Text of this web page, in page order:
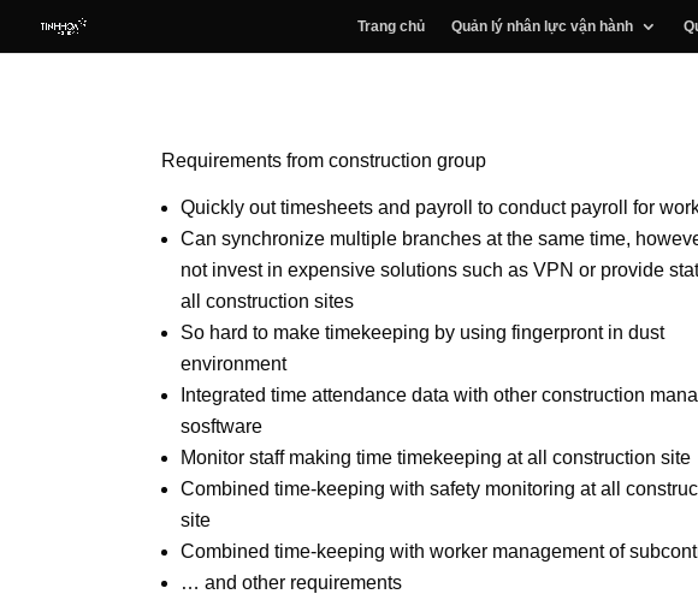
Trang chủ Quản lý nhân lực vận hành
Requirements from construction group
Quickly out timesheets and payroll to conduct payroll for
Can synchronize multiple branches at the same time,
not invest in expensive solutions such as VPN or provide
all construction sites
So hard to make timekeeping by using fingerpront in dust
environment
Integrated time attendance data with other construction
sosftware
Monitor staff making time timekeeping at all construction site
Combined time-keeping with safety monitoring at all
site
Combined time-keeping with worker management of
… and other requirements